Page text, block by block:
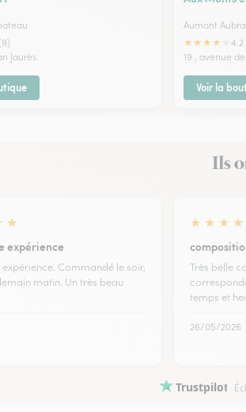
Jaurès
Aumont
★★★★
4.2
19 , avenue
Voir la
Ils
★
expérience
expérience. Commandé le soir,
matin. Un très beau
★ ★ ★ ★
Très belle
temps et
26/05/2026
Trustpilot